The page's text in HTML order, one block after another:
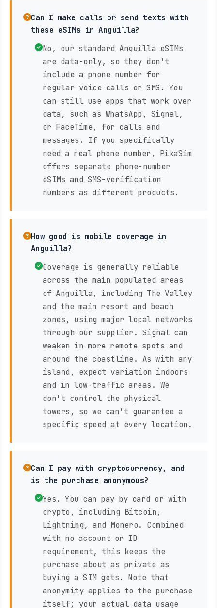
Can I make calls or send texts with
these eSIMs in Anguilla?
No, our standard Anguilla eSIMs
are data-only, so they don't
include a phone number for
regular voice calls or SMS. You
can still use apps that work over
data, such as WhatsApp, Signal,
or FaceTime, for calls and
messages. If you specifically
need a real phone number, PikaSim
offers separate phone-number
eSIMs and SMS-verification
numbers as different products.
How good is mobile coverage in
Anguilla?
Coverage is generally reliable
across the main populated areas
of Anguilla, including The Valley
and the main resort and beach
zones, using major local networks
through our supplier. Signal can
weaken in more remote spots and
around the coastline. As with any
island, expect variation indoors
and in low-traffic areas. We
don't control the physical
towers, so we can't guarantee a
specific speed at every location.
Can I pay with cryptocurrency, and
is the purchase anonymous?
Yes. You can pay by card or with
crypto, including Bitcoin,
Lightning, and Monero. Combined
with no account or ID
requirement, this keeps the
purchase about as private as
buying a SIM gets. Note that
anonymity applies to the purchase
itself; your actual data usage